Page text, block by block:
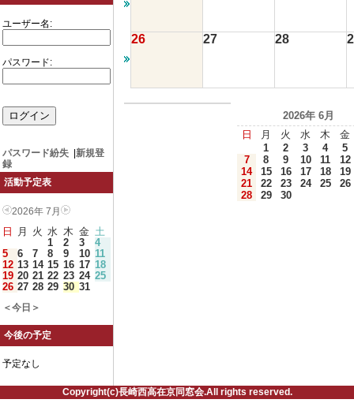
ユーザー名:
パスワード:
パスワード紛失
新規登
録
活動予定表
2026年 7月
日 月 火 水 木 金 土
1
2 3
4
5
6 7 8 9 10 11
12 13 14 15 16 17 18
19 20 21 22 23 24 25
26 27 28 29 30 31
＜今日＞
今後の予定
予定なし
26 27 28
2026年 6月
日
月 火 水 木
金
1
2 3 4
5
7
8 9 10 11
12
14
15 16 17 18
19
21
22 23 24 25
26
28
29 30
Copyright(c)長崎西高在京同窓会.All rights reserved.